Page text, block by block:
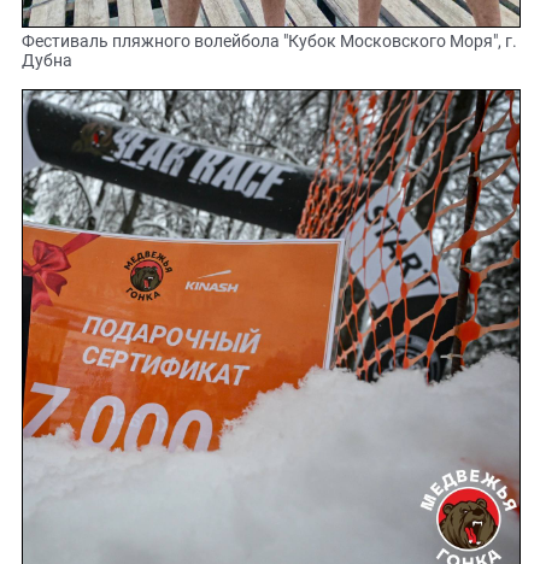
Фестиваль пляжного волейбола "Кубок Московского Моря", г.
Дубна